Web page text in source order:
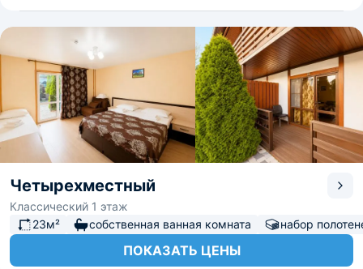
Четырехместный
Классический 1 этаж
23м²
собственная ванная комната набор
ПОКАЗАТЬ ЦЕНЫ